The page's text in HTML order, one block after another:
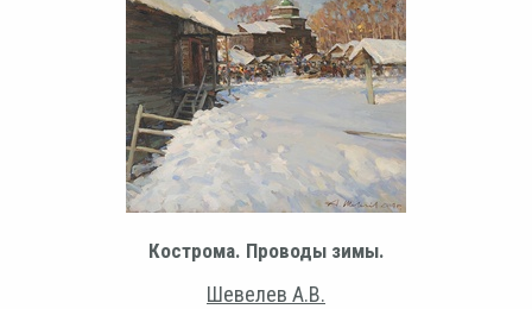
Кострома. Проводы зимы.
Шевелев А.В.